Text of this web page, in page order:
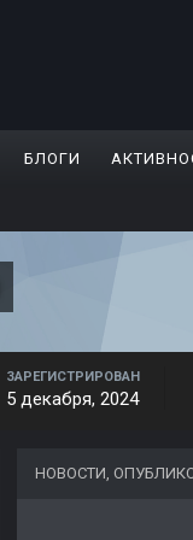
БЛОГИ
ЗАРЕГИСТРИРОВАН
5 декабря, 2024
НОВОСТИ,